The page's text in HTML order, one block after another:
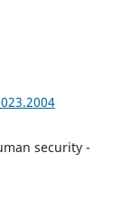
security -